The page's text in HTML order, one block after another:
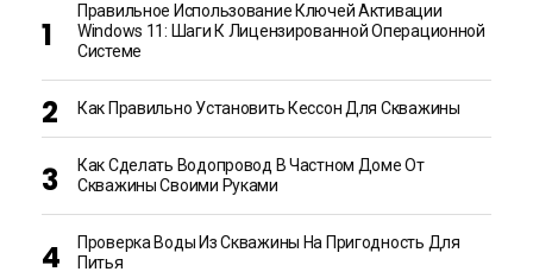
Правильное Использование Ключей Активации
Windows 11: Шаги К Лицензированной Операционной
Системе
Как Правильно Установить Кессон Для Скважины
Как Сделать Водопровод В Частном Доме От
Скважины Своими Руками
Проверка Воды Из Скважины На Пригодность Для
Питья